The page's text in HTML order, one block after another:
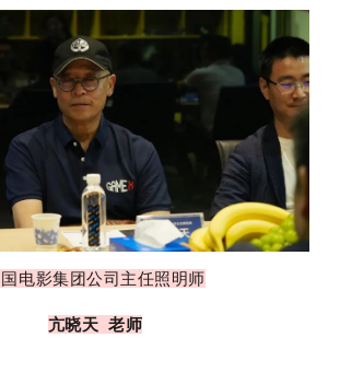
电影集团公司主任照明师
亢晓天 老师